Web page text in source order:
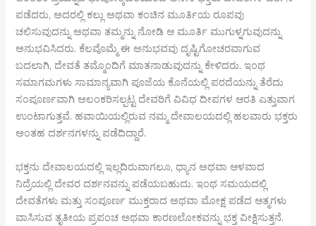
ಪಡೆದರು, ಅದರಲ್ಲಿ ಕಲ್ಲು ಅಥವಾ ಕಂಚಿನ ಮೂರ್ತಿಯ ರೂಪವು
ಚಲಿಸುವುದನ್ನು ಅಥವಾ ತಮ್ಮನ್ನು ನೋಡಿ ಆ ಮೂರ್ತಿ ಮುಗುಳ್ನಗುವುದನ್ನು
ಅನುಭವಿಸಿದರು. ಕೆಲವೊಮ್ಮೆ ಈ ಅನುಭವವು ದೃಷ್ಟಿಗೋಚರವಾಗುವ
ಬದಲಾಗಿ, ದೇವತೆ ತಮ್ಮೊಂದಿಗೆ ಮಾತನಾಡುವುದನ್ನು ಕೇಳಿದರು. ಇಂಥ
ಸಮಾಗಮಗಳು ಸಾಮಾನ್ಯವಾಗಿ ಪೂಜೆಯ ಕೊನೆಯಲ್ಲಿ ಪರದೆಯನ್ನು ತೆರೆದು
ಸಂಪೂರ್ಣವಾಗಿ ಅಲಂಕರಿಸಲ್ಪಟ್ಟ ದೇವರಿಗೆ ವಿವಿಧ ದೀಪಗಳ ಆರತಿ ಎತ್ತುವಾಗ
ಉಂಟಾಗುತ್ತವೆ. ಹವಾಯಿಯಲ್ಲಿರುವ ನಮ್ಮ ದೇವಾಲಯದಲ್ಲಿ ಹಲವಾರು ಭಕ್ತರು
ಅಂತಹ ದರ್ಶನಗಳನ್ನು ಪಡೆದಿದ್ದಾರೆ.
ಭಕ್ತನು ದೇವಾಲಯದಲ್ಲಿ ಇಲ್ಲದಿರುವಾಗಲೂ, ಧ್ಯಾನ ಅಥವಾ ಆಳವಾದ
ನಿದ್ರೆಯಲ್ಲಿ ದೇವರ ದರ್ಶನವನ್ನು ಪಡೆಯಬಹುದು. ಇಂಥ ಸಮಯದಲ್ಲಿ
ದೇವತೆಗಳು ಮತ್ತು ಸಂಪೂರ್ಣ ಮುಕ್ತರಾದ ಅಥವಾ ಮೋಕ್ಷ ಪಡೆದ ಆತ್ಮಗಳು
ವಾಸಿಸುವ ತೃತೀಯ ಪ್ರಪಂಚ ಅಥವಾ ಕಾರಣಲೋಕವನ್ನು ಭಕ್ತ ವೀಕ್ಷಿಸುತ್ತನೆ.